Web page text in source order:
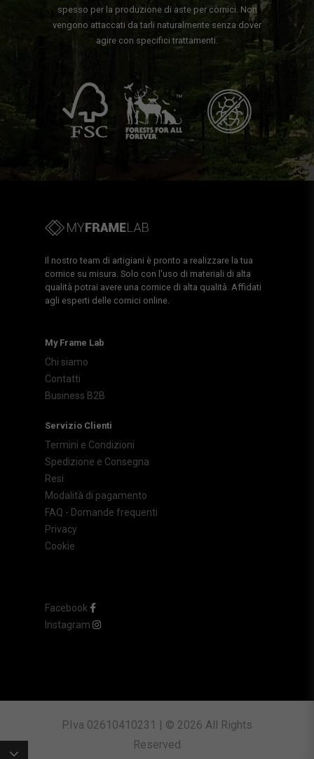
spesso per la produzione di aste per cornici. Non
vengono attaccati da tarli naturalmente senza dover
agire con specifici trattamenti.
Il nostro team di artigiani è pronto a realizzare la tua
cornice su misura. Solo con l'uso di materiali di alta
qualità potrai avere una cornice di alta qualità. Affidati
agli esperti delle cornici online.
My Frame Lab
Chi siamo
Contatti
Business B2B
Servizio Clienti
Termini e Condizioni
Spedizione e Consegna
Resi
Modalità di pagamento
FAQ - Domande frequenti
Privacy
Cookie
Facebook
Instagram
P.Iva 02610410231 | © 2026 All Rights
Reserved